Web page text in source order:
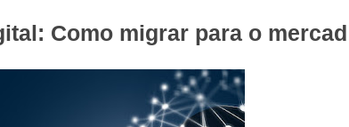
Como migrar para o mercado